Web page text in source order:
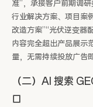
准”，承接客户前期调
行业解决方案、项目案
改造方案”“光伏逆变器
内容完全超出产品展示
量，无需持续投放广告
（二）AI 搜索
口